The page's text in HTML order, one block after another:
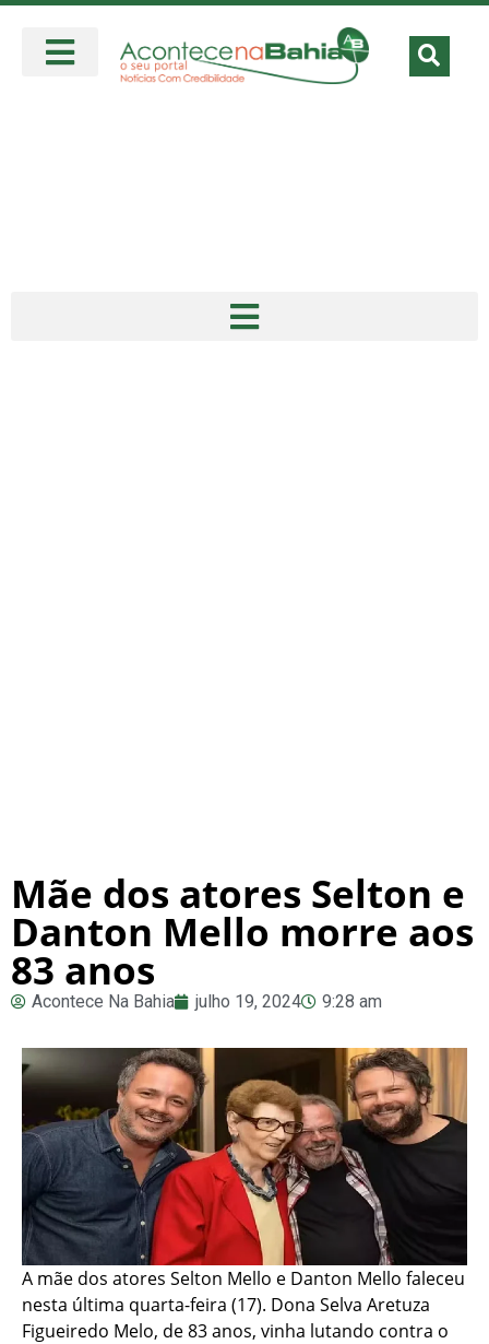
Mãe dos atores Selton e
Danton Mello morre aos
83 anos
Acontece Na Bahia julho 19, 2024 9:28 am
A mãe dos atores Selton Mello e Danton Mello faleceu
nesta última quarta-feira (17). Dona Selva Aretuza
Figueiredo Melo, de 83 anos, vinha lutando contra o